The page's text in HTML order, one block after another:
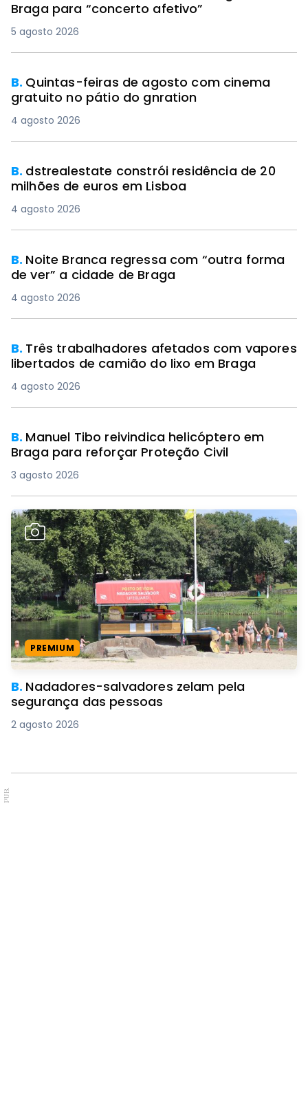
Braga para “concerto afetivo”
5 agosto 2026
B. Quintas-feiras de agosto com cinema
gratuito no pátio do gnration
4 agosto 2026
B. dstrealestate constrói residência de 20
milhões de euros em Lisboa
4 agosto 2026
B. Noite Branca regressa com “outra forma
de ver” a cidade de Braga
4 agosto 2026
B. Três trabalhadores afetados com vapores
libertados de camião do lixo em Braga
4 agosto 2026
B. Manuel Tibo reivindica helicóptero em
Braga para reforçar Proteção Civil
3 agosto 2026
PREMIUM
B. Nadadores-salvadores zelam pela
segurança das pessoas
2 agosto 2026
PUB.